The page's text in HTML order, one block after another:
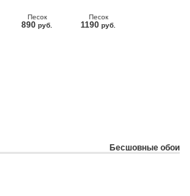
Песок
890 руб.
Песок
1190 руб.
Бесшовные обои